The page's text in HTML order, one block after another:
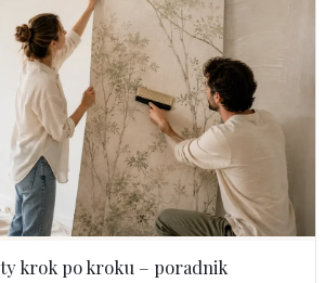
krok po kroku – poradnik